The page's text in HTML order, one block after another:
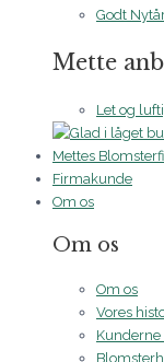
Godt
Mette
Let og
Mettes
Firmakunde
Om os
Om os
Om os
Vores
Kunderne